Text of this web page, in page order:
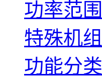
功率范围
特殊机组
功能分类